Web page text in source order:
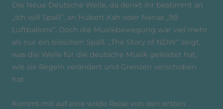
Die Neue Deutsche Welle, da denkt ihr bestimmt an
„Ich will Spaß“, an Hubert Kah oder Nenas „99
Luftballons“. Doch die Musikbewegung war viel mehr
als nur ein bisschen Spaß. „The Story of NDW“ zeigt,
was die Welle für die deutsche Musik geleistet hat,
wie sie Regeln verändert und Grenzen verschoben
hat.
Kommt mit auf eine wilde Reise von den ersten